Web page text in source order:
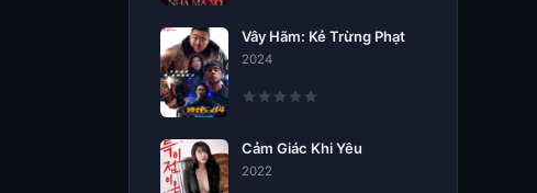
Vây Hãm: Kẻ Trừng Phạt
2024
Cảm Giác Khi Yêu
2022